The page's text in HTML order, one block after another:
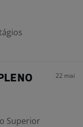
22 mai
Superior